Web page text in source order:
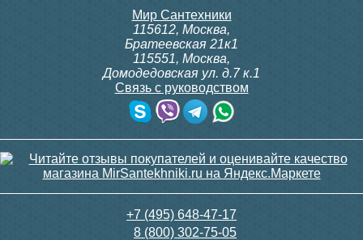
Мир Сантехники
115612, Москва,
Братеевская 21к1
115551, Москва,
Домодедовская ул. д.7 к.1
Связь с руководством
+7 (495) 648-47-17
8 (800) 302-75-05